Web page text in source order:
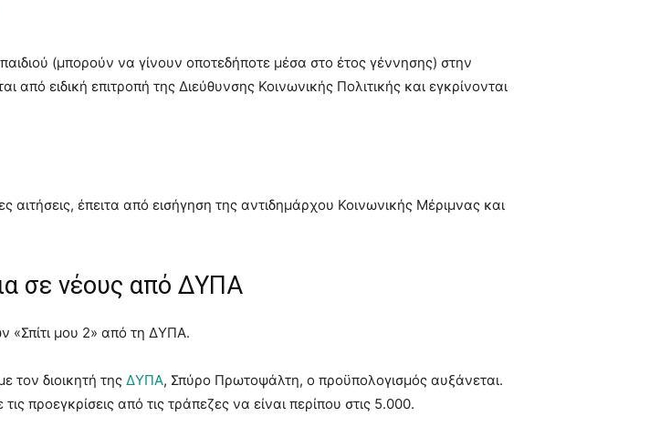
(μπορούν να γίνουν οποτεδήποτε μέσα στο έτος γέννησης) στην
από ειδική επιτροπή της Διεύθυνσης Κοινωνικής Πολιτικής και εγκρίνονται
έπειτα από εισήγηση της αντιδημάρχου Κοινωνικής Μέριμνας και
σε νέους από ΔΥΠΑ
«Σπίτι μου 2» από τη ΔΥΠΑ.
τον διοικητή της ΔΥΠΑ, Σπύρο Πρωτοψάλτη, ο προϋπολογισμός αυξάνεται.
προεγκρίσεις από τις τράπεζες να είναι περίπου στις 5.000.